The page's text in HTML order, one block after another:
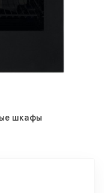
шкафы